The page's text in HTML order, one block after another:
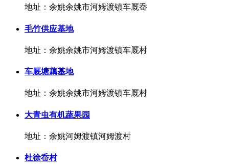
地址：余姚余姚市河姆渡镇车厩岙
毛竹供应基地
地址：余姚余姚市河姆渡镇车厩村
车厩塘藕基地
地址：余姚余姚市河姆渡镇车厩村
大青虫有机蔬果园
地址：余姚河姆渡镇河姆渡村
杜徐岙村